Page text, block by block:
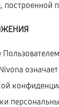
означает